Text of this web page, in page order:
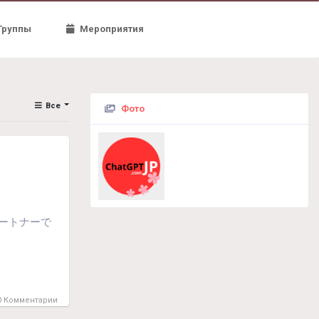
Мероприятия
Фото
Все
トナーで
Комментарии